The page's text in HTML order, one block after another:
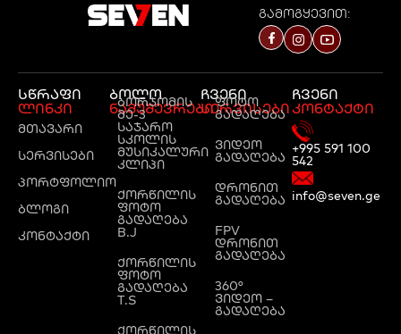
გამოგყევით:
სწრაფი
ლინკი
მთავარი
სერვისები
პორტფოლიო
ბლოგი
კონტაქტი
ბოლო
ნამუშევრები
ბორჯომის
მე-3
საჯარო
სკოლის
მუსიკალური
კლიპი
ქორწილის
ფოტო
გადაღება
B.J
ქორწილის
ფოტო
გადაღება
T.S
ქორწილის
ჩვენი
სერვისები
ფოტო
გადაღება
ვიდეო
გადაღება
დრონით
გადაღება
FPV
დრონით
გადაღება
360°
ვიდეო –
გადაღება
ჩვენი
კონტაქტი
+995 591 100
542
info@seven.ge